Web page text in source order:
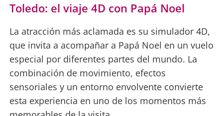
Toledo: el viaje 4D con Papá Noel
La atracción más aclamada es su simulador 4D,
que invita a acompañar a Papá Noel en un vuelo
especial por diferentes partes del mundo. La
combinación de movimiento, efectos
sensoriales y un entorno envolvente convierte
esta experiencia en uno de los momentos más